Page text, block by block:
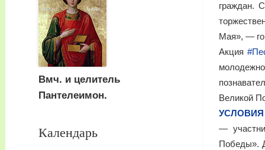
граждан.
Мая», —
Акция
Великой
УСЛОВИЯ
—
Победы».
Вмч. и целитель
Пантелеимон.
Календарь